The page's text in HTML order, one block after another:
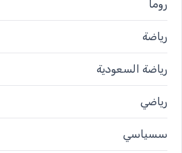
روما
رياضة
رياضة السعودية
رياضي
سسياسي